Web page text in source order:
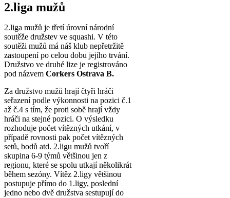
2.liga mužů
2.liga mužů je třetí úrovní národní
soutěže družstev ve squashi. V této
soutěži mužů má náš klub nepřetržitě
zastoupení po celou dobu jejího trvání.
Družstvo ve druhé lize je registrováno
pod názvem Corkers Ostrava B.
Za družstvo mužů hrají čtyři hráči
seřazení podle výkonnosti na pozici č.1
až č.4 s tím, že proti sobě hrají vždy
hráči na stejné pozici. O výsledku
rozhoduje počet vítězných utkání, v
případě rovnosti pak počet vítězných
setů, bodů atd. 2.ligu mužů tvoří
skupina 6-9 týmů většinou jen z
regionu, které se spolu utkají několikrát
během sezóny. Vítěz 2.ligy většinou
postupuje přímo do 1.ligy, poslední
jedno nebo dvě družstva sestupují do